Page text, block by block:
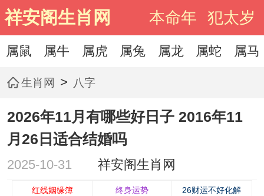
祥安阁生肖网 本命年 犯太岁
属鼠 属牛 属虎 属兔 属龙 属蛇 属马
生肖网 > 八字
2026年11月有哪些好日子 2016年11
月26日适合结婚吗
2025-10-31 祥安阁生肖网
红线姻缘簿 终身运势
26财运不好化解